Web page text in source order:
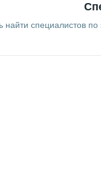
найти специалистов